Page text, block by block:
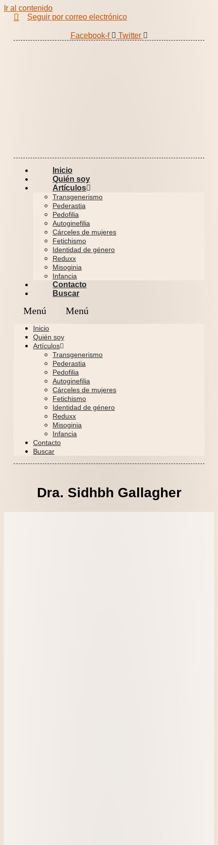
Ir al contenido
Seguir por correo electrónico
Facebook-f Twitter
Inicio
Quién soy
Artículos
Transgenerismo
Pederastia
Pedofilia
Autoginefilia
Cárceles de mujeres
Fetichismo
Identidad de género
Reduxx
Misoginia
Infancia
Contacto
Buscar
Inicio
Quién soy
Artículos
Transgenerismo
Pederastia
Pedofilia
Autoginefilia
Cárceles de mujeres
Fetichismo
Identidad de género
Reduxx
Misoginia
Infancia
Contacto
Buscar
Dra. Sidhbh Gallagher